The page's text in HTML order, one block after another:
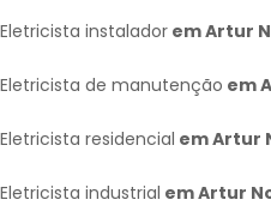
Eletricista instalador em Artur
Eletricista de manutenção em
Eletricista residencial em Artur
Eletricista industrial em Artur